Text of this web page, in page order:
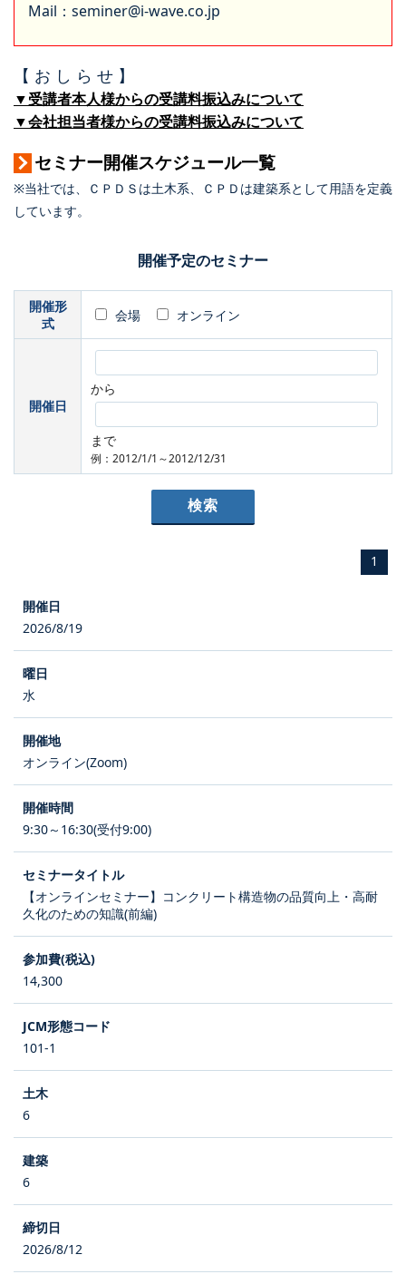
Mail：seminer@i-wave.co.jp
【 お し ら せ 】
▼受講者本人様からの受講料振込みについて
▼会社担当者様からの受講料振込みについて
セミナー開催スケジュール一覧
※当社では、ＣＰＤＳは土木系、ＣＰＤは建築系として用語を定義
しています。
開催予定のセミナー
開催形
式
会場 オンライン
開催日
から
まで
例：2012/1/1～2012/12/31
1
2026/8/19
水
オンライン(Zoom)
9:30～16:30(受付9:00)
【オンラインセミナー】コンクリート構造物の品質向上・高耐
久化のための知識(前編)
14,300
101-1
6
6
2026/8/12